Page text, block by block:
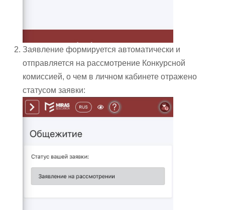
Заявление формируется автоматически и
отправляется на рассмотрение Конкурсной
комиссией, о чем в личном кабинете отражено
статусом заявки: